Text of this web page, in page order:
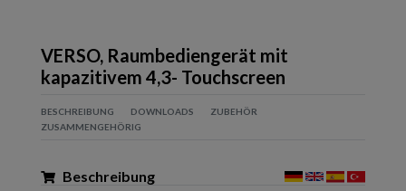
VERSO, Raumbediengerät mit
kapazitivem 4,3- Touchscreen
BESCHREIBUNG DOWNLOADS
ZUBEHÖR
ZUSAMMENGEHÖRIG
Beschreibung